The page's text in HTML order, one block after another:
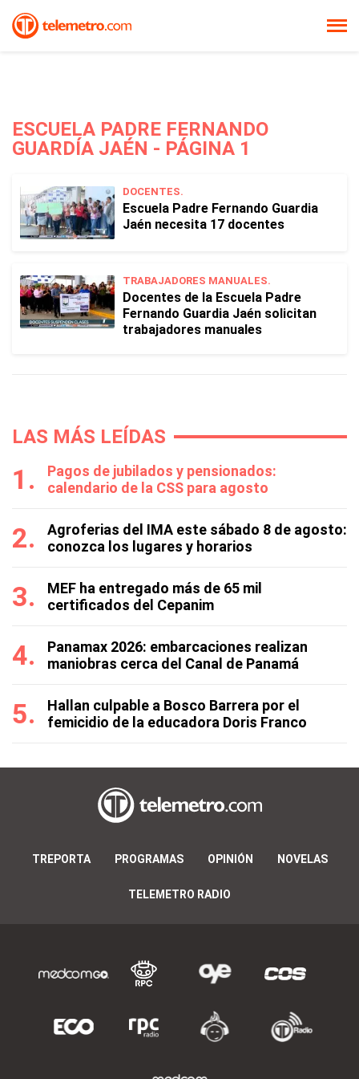
ESCUELA PADRE FERNANDO
GUARDÍA JAÉN - PÁGINA 1
DOCENTES.
Escuela Padre Fernando Guardia
Jaén necesita 17 docentes
TRABAJADORES MANUALES.
Docentes de la Escuela Padre
Fernando Guardia Jaén solicitan
trabajadores manuales
LAS MÁS LEÍDAS
Pagos de jubilados y pensionados:
calendario de la CSS para agosto
Agroferias del IMA este sábado 8 de agosto:
conozca los lugares y horarios
MEF ha entregado más de 65 mil
certificados del Cepanim
Panamax 2026: embarcaciones realizan
maniobras cerca del Canal de Panamá
Hallan culpable a Bosco Barrera por el
femicidio de la educadora Doris Franco
TREPORTA PROGRAMAS OPINIÓN NOVELAS
TELEMETRO RADIO